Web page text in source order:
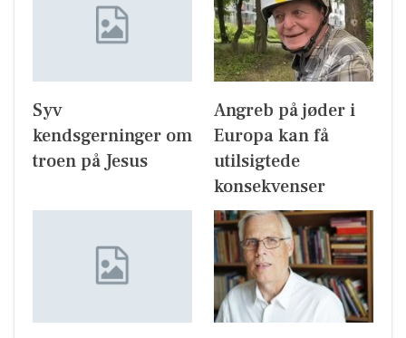
Syv
kendsgerninger om
troen på Jesus
Angreb på jøder i
Europa kan få
utilsigtede
konsekvenser